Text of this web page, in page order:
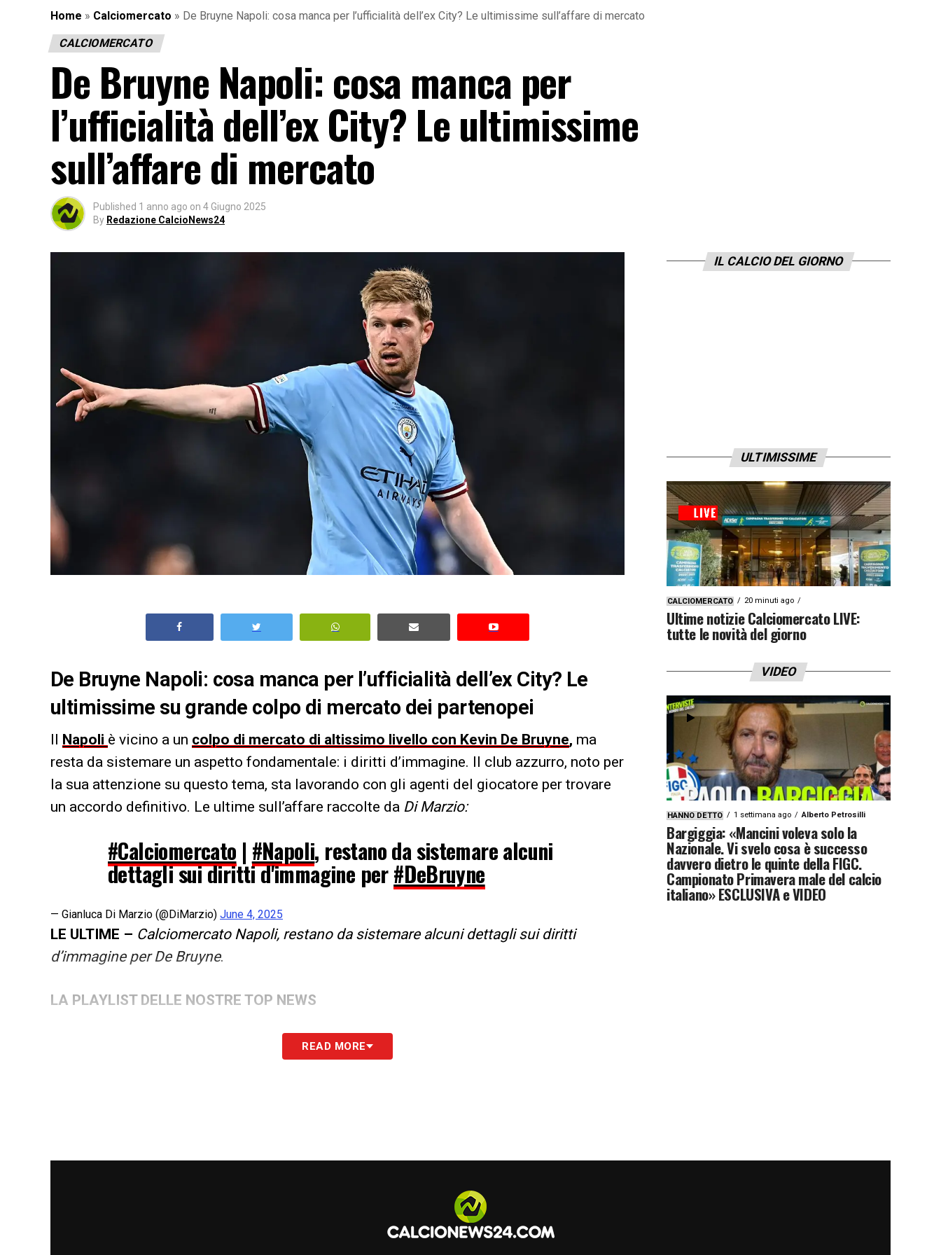
Home » Calciomercato » De Bruyne Napoli: cosa manca per l’ufficialità dell’ex City? Le ultimissime sull’affare di mercato
CALCIOMERCATO
De Bruyne Napoli: cosa manca per
l’ufficialità dell’ex City? Le ultimissime
sull’affare di mercato
Published 1 anno ago on 4 Giugno 2025
By Redazione CalcioNews24
De Bruyne Napoli: cosa manca per l’ufficialità dell’ex City? Le
ultimissime su grande colpo di mercato dei partenopei
Il Napoli è vicino a un colpo di mercato di altissimo livello con Kevin De Bruyne, ma
resta da sistemare un aspetto fondamentale: i diritti d’immagine. Il club azzurro, noto per
la sua attenzione su questo tema, sta lavorando con gli agenti del giocatore per trovare
un accordo definitivo. Le ultime sull’affare raccolte da Di Marzio:
#Calciomercato | #Napoli, restano da sistemare alcuni
dettagli sui diritti d'immagine per#DeBruyne
— Gianluca Di Marzio (@DiMarzio) June 4, 2025
LE ULTIME – Calciomercato Napoli, restano da sistemare alcuni dettagli sui diritti
d’immagine per De Bruyne.
LA PLAYLIST DELLE NOSTRE TOP NEWS
READ MORE
IL CALCIO DEL GIORNO
ULTIMISSIME
CALCIOMERCATO 20 minuti ago
Ultime notizie Calciomercato LIVE:
tutte le novità del giorno
VIDEO
HANNO DETTO 1 settimana ago Alberto Petrosilli
Bargiggia: «Mancini voleva solo la
Nazionale. Vi svelo cosa è successo
davvero dietro le quinte della FIGC.
Campionato Primavera male del calcio
italiano» ESCLUSIVA e VIDEO